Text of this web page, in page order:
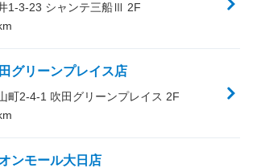
1-3-23 シャンテ三船Ⅲ 2F
グリーンプレイス店
町2-4-1 吹田グリーンプレイス 2F
ンモール大日店